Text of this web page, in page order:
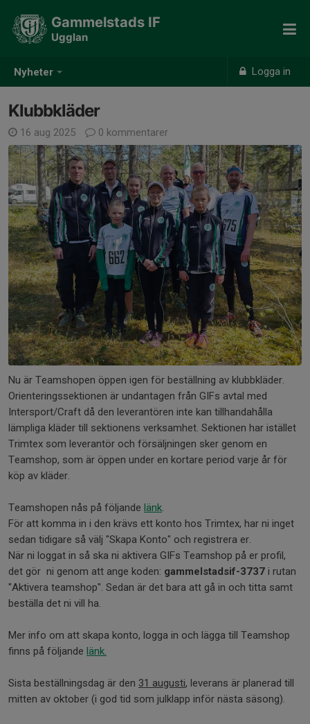
Nyheter Logga in
Gammelstads IF
Ugglan
Klubbkläder
16 aug 2025 0 kommentarer
Nu är Teamshopen öppen igen för beställning av klubbkläder.
Orienteringssektionen är undantagen från GIFs avtal med
Intersport/Craft då den leverantören inte kan tillhandahålla
lämpliga kläder till sektionens verksamhet. Sektionen har istället
Trimtex som leverantör och försäljningen sker genom en
Teamshop, som är öppen under en kortare period varje år för
köp av kläder.
Teamshopen nås på följande länk.
För att komma in i den krävs ett konto hos Trimtex, har ni inget
sedan tidigare så välj "Skapa Konto" och registrera er.
När ni loggat in så ska ni aktivera GIFs Teamshop på er profil,
det gör ni genom att ange koden: gammelstadsif-3737 i rutan
"Aktivera teamshop". Sedan är det bara att gå in och titta samt
beställa det ni vill ha.
Mer info om att skapa konto, logga in och lägga till Teamshop
finns på följande länk.
Sista beställningsdag är den 31 augusti, leverans är planerad till
mitten av oktober (i god tid som julklapp inför nästa säsong).